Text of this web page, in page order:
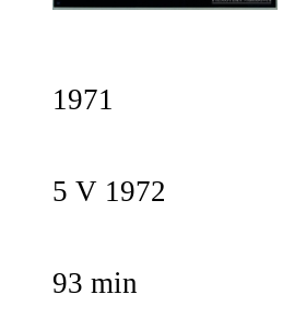
1971
5 V 1972
93 min